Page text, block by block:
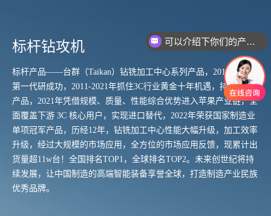
标杆钻攻机
标杆产品——台群（Taikan）钻铣加工中心系列产品，2011年公司
第一代研成功，2011-2021年抓住3C行业黄金十年机遇，持续升级
产品，2021年凭借规模、质量、性能综合优势进入苹果产业链，全
面覆盖下游 3C 核心用户，实现进口替代，2022年荣获国家制造业
单项冠军产品，历经12年，钻铣加工中心性能大幅升级，加工效率
升级，经过大规模的市场应用，全方位的市场应用反馈，现累计出
货量超11w台！全国排名TOP1，全球排名TOP2。未来创世纪将持
续发展，让中国制造的高端智能装备享誉全球，打造制造产业民族
优秀品牌。